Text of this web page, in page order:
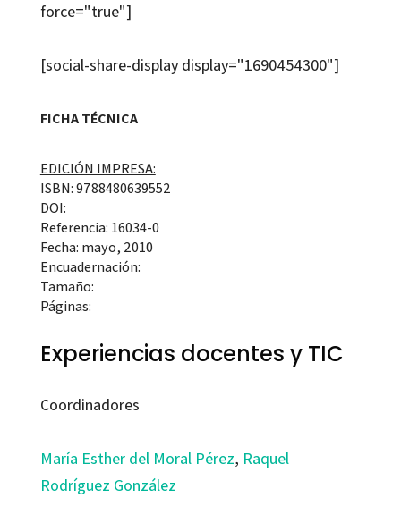
force="true"]
[social-share-display display="1690454300"]
FICHA TÉCNICA
EDICIÓN IMPRESA:
ISBN: 9788480639552
DOI:
Referencia: 16034-0
Fecha: mayo, 2010
Encuadernación:
Tamaño:
Páginas:
Experiencias docentes y TIC
Coordinadores
María Esther del Moral Pérez, Raquel
Rodríguez González